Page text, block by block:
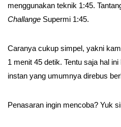
menggunakan teknik 1:45.
Challange Supermi 1:45.
Caranya cukup simpel, yakni
1 menit 45 detik. Tentu saja hal
instan yang umumnya direbus
Penasaran ingin mencoba? Yuk